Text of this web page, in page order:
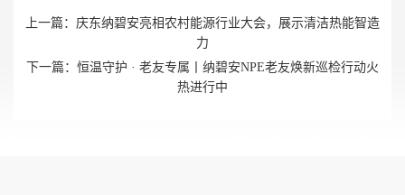
上一篇： 庆东纳碧安亮相农村能源行业大会，展示清洁热能智造
力
下一篇： 恒温守护 · 老友专属丨纳碧安NPE老友焕新巡检行动火
热进行中